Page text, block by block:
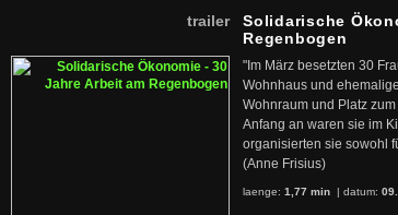
trailer
Solidarische
Regenbogen
"Im März besetzten 30
Wohnhaus und
Wohnraum und Platz
Anfang an waren sie im
organisierten sie sowohl
(Anne Frisius)
laenge: 1,77 min | datum: